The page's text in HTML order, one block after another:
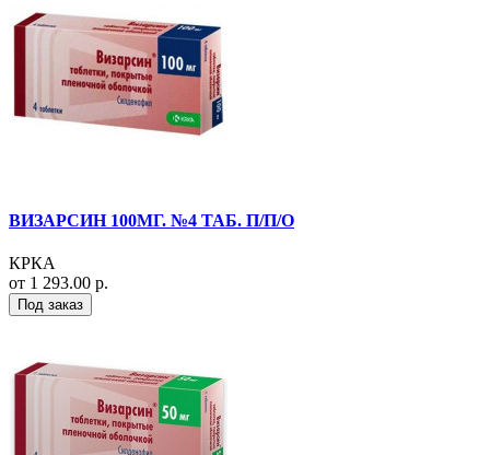
ВИЗАРСИН 100МГ. №4 ТАБ. П/П/О
КРКА
от 1 293.00 р.
Под заказ